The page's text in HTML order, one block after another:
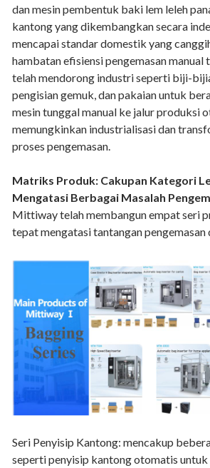
dan mesin pembentuk baki lem leleh
kantong yang dikembangkan secara
mencapai standar domestik yang
hambatan efisiensi pengemasan manual
telah mendorong industri seperti biji-
pengisian gemuk, dan pakaian untuk
mesin tunggal manual ke jalur produksi
memungkinkan industrialisasi dan
proses pengemasan.
Matriks Produk: Cakupan Kategori
Mengatasi Berbagai Masalah
Mittiway telah membangun empat seri
tepat mengatasi tantangan
Seri Penyisip Kantong: mencakup
seperti penyisip kantong otomatis